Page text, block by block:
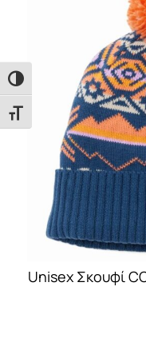
Εναλλαγή Υψηλής
Εναλλαγή Μεγέθους
Unisex Σκουφί